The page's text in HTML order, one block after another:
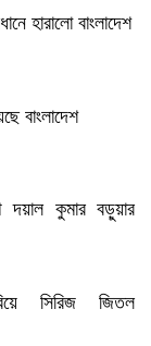
হারালো বাংলাদেশ
বাংলাদেশ
কুমার বড়ুয়ার
সিরিজ জিতল